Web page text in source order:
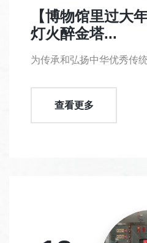
【博物馆里过大
灯火醉金塔...
为传承和弘扬中华优秀传
查看更多